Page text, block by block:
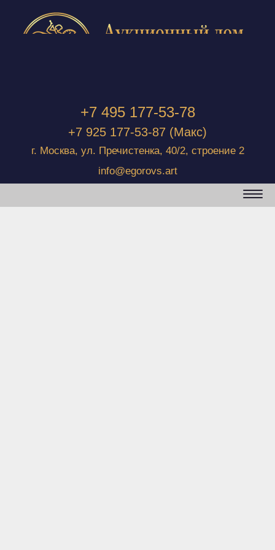
+7 495 177-53-78
+7 925 177-53-87 (Макс)
г. Москва, ул. Пречистенка, 40/2, строение 2
info@egorovs.art